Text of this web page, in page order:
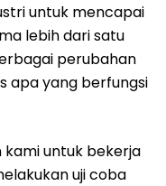
untuk mencapai
lebih dari satu
perubahan
apa yang berfungsi
kami untuk bekerja
uji coba